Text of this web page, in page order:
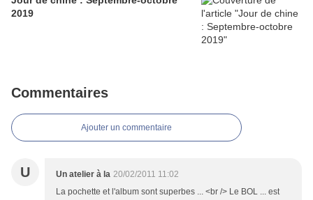
2019
Commentaires
Ajouter un commentaire
U Un atelier à la 20/02/2011 11:02
La pochette et l'album sont superbes ... <br /> Le BOL ... est